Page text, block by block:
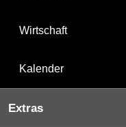
Wirtschaft
Kalender
Extras